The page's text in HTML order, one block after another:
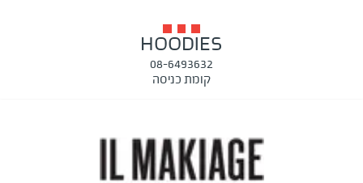
HOODIES
08-6493632
קומת כניסה